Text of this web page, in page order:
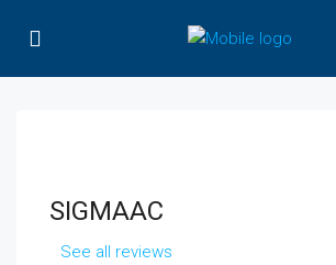
SIGMAAC
See all reviews